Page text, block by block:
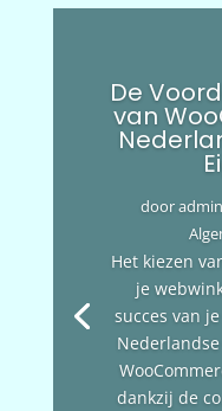
De
van
dooradmin
Het kiezen
je
succes van
dankzij de